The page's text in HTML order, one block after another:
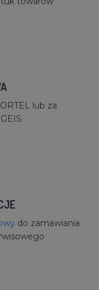
lub za
do zamawiania